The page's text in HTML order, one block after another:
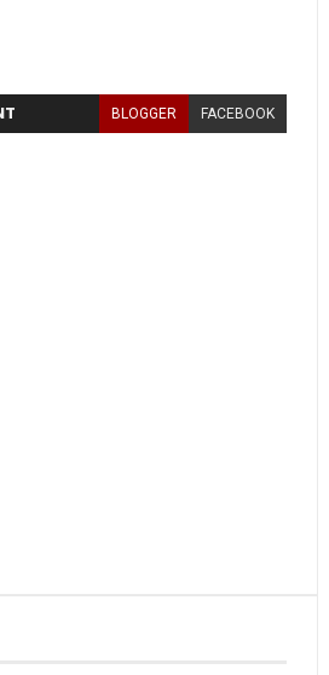
BLOGGER FACEBOOK